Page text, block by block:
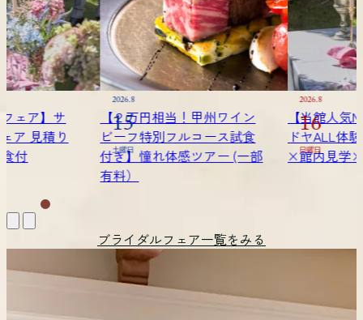
州ワイン
ース試食
アー (一部
2026.8
16
日曜日
【当館人気No.1フェア】サ
ドヤALL体験フェア 見積り
×館内見学×試食付
2026.8
22
土曜日
【２万円相
ビーフ特別
付き】憧れ
ブライダルフェア一覧をみる